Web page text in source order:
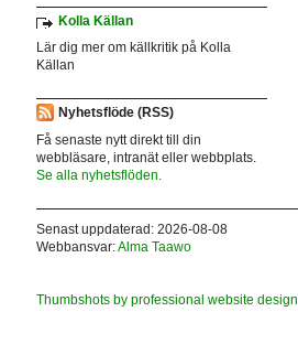
Kolla Källan
Lär dig mer om källkritik på Kolla
Källan
Nyhetsflöde (RSS)
Få senaste nytt direkt till din
webbläsare, intranät eller webbplats.
Se alla nyhetsflöden.
Senast uppdaterad: 2026-08-08
Webbansvar:Alma Taawo
Thumbshots by professional website design